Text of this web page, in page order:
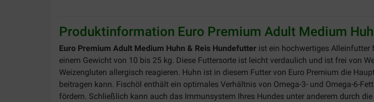
Produktinformation Euro Premium Adult Medium
Euro Premium Adult Medium Huhn & Reis Hundefutter ist ein hochwertiges Alleinfutter
einem Gewicht von 10 bis 25 kg. Diese Futtersorte ist leicht verdaulich und ist frei von
Weizengluten allergisch reagieren. Huhn ist in diesem Futter von Euro Premium die
beitragen kann. Fischöl enthält ein optimales Verhältnis von Omega-3- und Omega-6-
fördern. Schließlich kann auch das Immunsystem Ihres Hundes unter anderem durch